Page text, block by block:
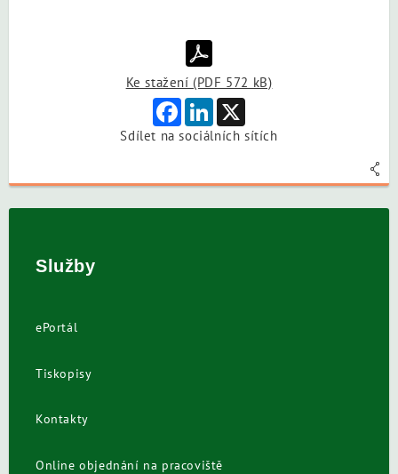
Ke stažení (PDF 572 kB)
FacebookLinkedIn
Sdílet na sociálních sítích
Služby
ePortál
Tiskopisy
Kontakty
Online objednání na pracoviště